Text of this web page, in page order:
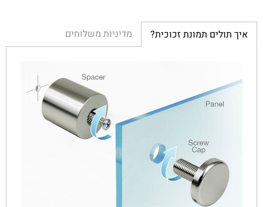
איך תולים תמונת זכוכית? מדיניות משלוחים